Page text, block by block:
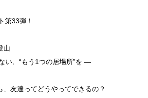
第33弾！
山
い、“もう1つの居場所”を —
、友達ってどうやってできるの？